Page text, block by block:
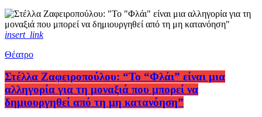
insert_link
Θέατρο
Στέλλα Ζαφειροπούλου: “Το “Φλάι” είναι μια
αλληγορία για τη μοναξιά που μπορεί να
δημιουργηθεί από τη μη κατανόηση”